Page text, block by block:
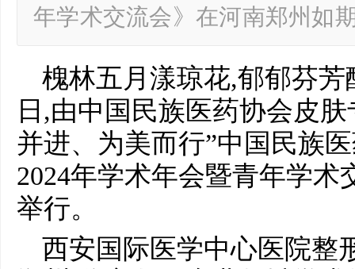
年学术交流会》在河南郑州
槐林五月漾琼花,郁郁芬芳
日,由中国民族医药协会皮
并进、为美而行”中国民族
2024年学术年会暨青年学
举行。
西安国际医学中心医院整